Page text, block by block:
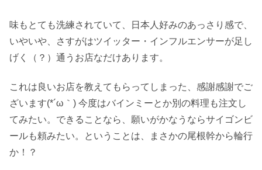
味もとても洗練されていて、日本人好みのあっさり感で、
いやいや、さすがはツイッター・インフルエンサーが足し
げく（？）通うお店なだけあります。
これは良いお店を教えてもらってしまった、感謝感謝でご
ざいます(*´ω｀) 今度はバインミーとか別の料理も注文し
てみたい。できることなら、願いがかなうならサイゴンビ
ールも頼みたい。ということは、まさかの尾根幹から輪行
か！？